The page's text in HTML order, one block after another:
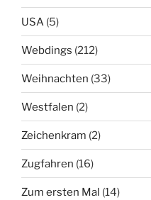
USA (5)
Webdings (212)
Weihnachten (33)
Westfalen (2)
Zeichenkram (2)
Zugfahren (16)
Zum ersten Mal (14)